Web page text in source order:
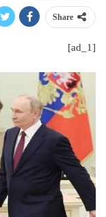
Share
[ad_1]